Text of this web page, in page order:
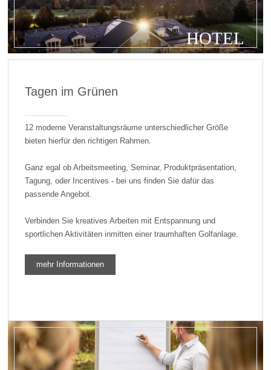
HOTEL
Tagen im Grünen
12 moderne Veranstaltungsräume unterschiedlicher Größe
bieten hierfür den richtigen Rahmen.
Ganz egal ob Arbeitsmeeting, Seminar, Produktpräsentation,
Tagung, oder Incentives - bei uns finden Sie dafür das
passende Angebot.
Verbinden Sie kreatives Arbeiten mit Entspannung und
sportlichen Aktivitäten inmitten einer traumhaften Golfanlage.
mehr Informationen